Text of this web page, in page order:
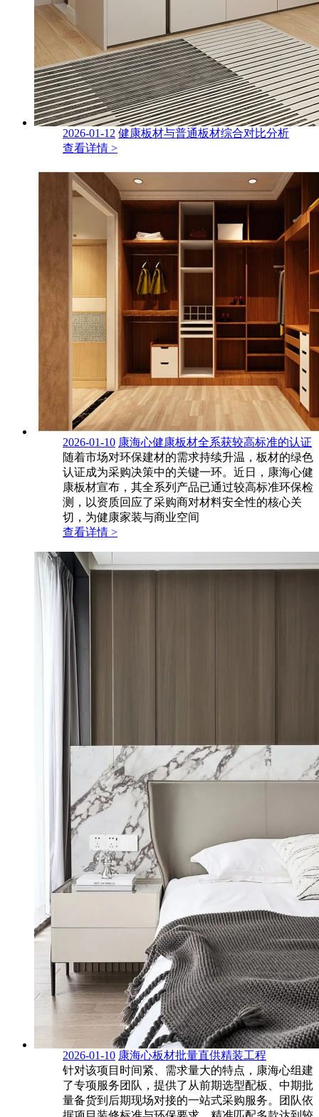
2026-01-12 健康板材与普通板材综合对比分析
查看详情 >
2026-01-10 康海心健康板材全系获较高标准的认证
随着市场对环保建材的需求持续升温，板材的绿色
认证成为采购决策中的关键一环。近日，康海心健
康板材宣布，其全系列产品已通过较高标准环保检
测，以资质回应了采购商对材料安全性的核心关
切，为健康家装与商业空间
查看详情 >
2026-01-10 康海心板材批量直供精装工程
针对该项目时间紧、需求量大的特点，康海心组建
了专项服务团队，提供了从前期选型配板、中期批
量备货到后期现场对接的一站式采购服务。团队依